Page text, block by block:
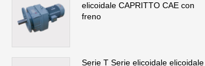
elicoidale CAPRITTO CAE con
freno
Serie T Serie elicoidale elicoidale